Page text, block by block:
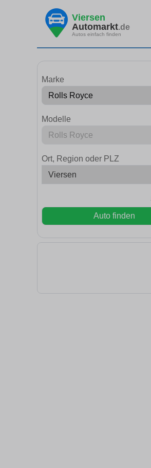
Viersen
Automarkt.de
Autos einfach finden
Marke
Modelle
Ort, Region oder PLZ
Auto finden